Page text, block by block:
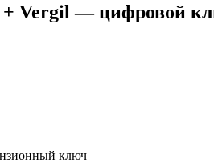
Vergil — цифровой
ключ